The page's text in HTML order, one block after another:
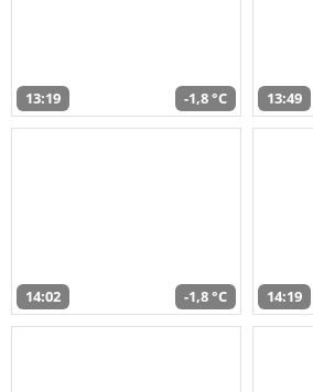
13:19 -1,8 °C 13:49
14:02 -1,8 °C 14:19